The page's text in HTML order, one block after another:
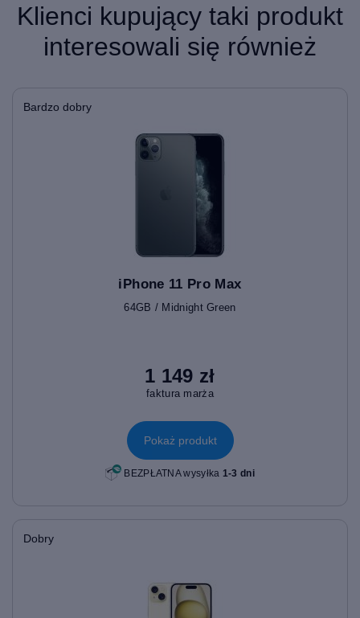
Klienci kupujący taki produkt
interesowali się również
Bardzo dobry
iPhone 11 Pro Max
64GB / Midnight Green
1 149 zł
faktura marża
Pokaż produkt
BEZPŁATNA wysyłka 1-3 dni
Dobry